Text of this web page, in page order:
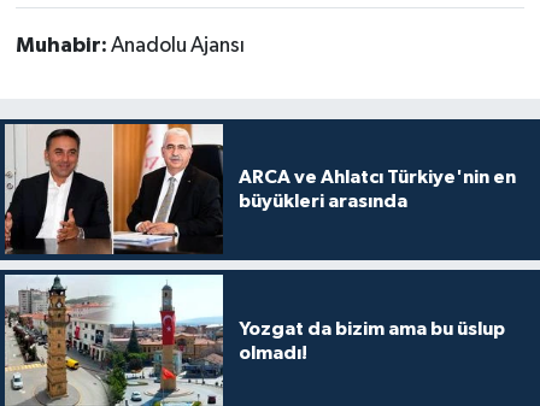
Muhabir: Anadolu Ajansı
ARCA ve Ahlatcı Türkiye'nin en
büyükleri arasında
Yozgat da bizim ama bu üslup
olmadı!